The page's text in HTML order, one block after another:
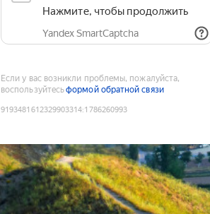
Нажмите, чтобы продолжить
Yandex SmartCaptcha
Если у вас возникли проблемы, пожалуйста,
воспользуйтесьформой обратной связи
9193481612329903314:1786260993